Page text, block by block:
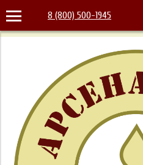
8 (800) 500-1945